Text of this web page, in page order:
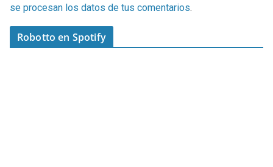
se procesan los datos de tus comentarios.
Robotto en Spotify